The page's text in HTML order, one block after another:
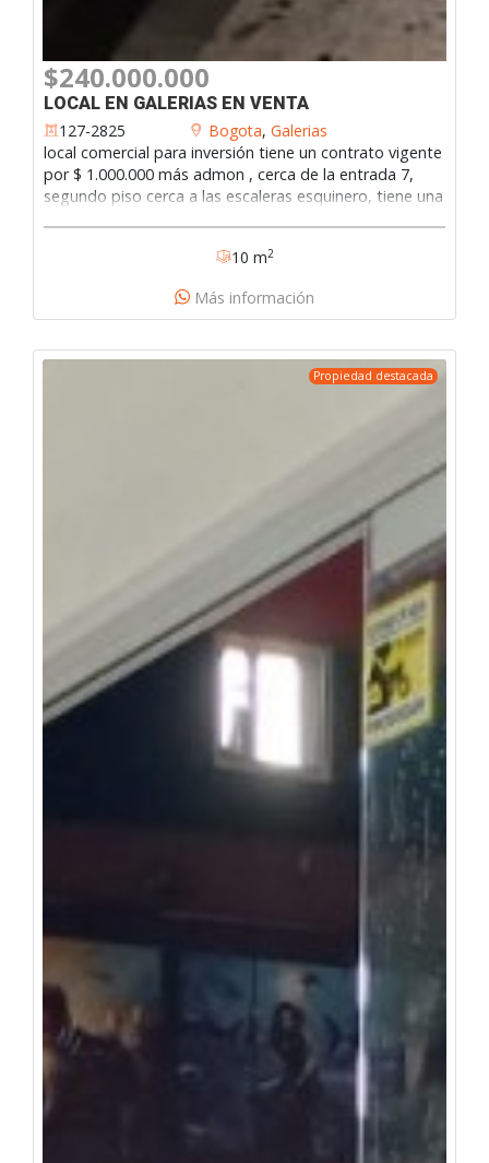
$240.000.000
LOCAL EN GALERIAS EN VENTA
127-2825
Bogota, Galerias
local comercial para inversión tiene un contrato vigente
por $ 1.000.000 más admon , cerca de la entrada 7,
segundo piso cerca a las escaleras esquinero, tiene una
10 m2
Más información
Propiedad destacada